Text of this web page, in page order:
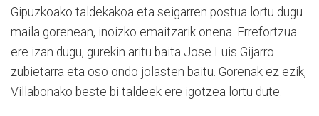
Gipuzkoako taldekakoa eta seigarren postua lortu dugu
maila gorenean, inoizko emaitzarik onena. Errefortzua
ere izan dugu, gurekin aritu baita Jose Luis Gijarro
zubietarra eta oso ondo jolasten baitu. Gorenak ez ezik,
Villabonako beste bi taldeek ere igotzea lortu dute.